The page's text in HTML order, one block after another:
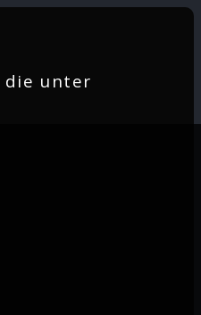
die unter